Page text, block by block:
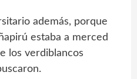
además, porque
estaba a merced
los verdiblancos